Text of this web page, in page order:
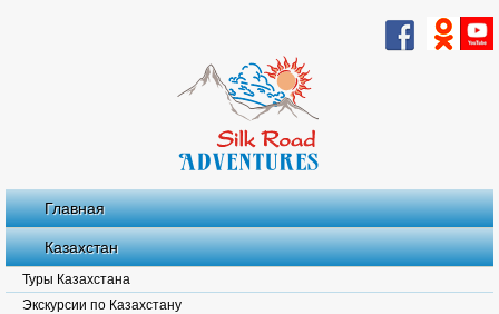
Главная
Казахстан
Туры Казахстана
Экскурсии по Казахстану